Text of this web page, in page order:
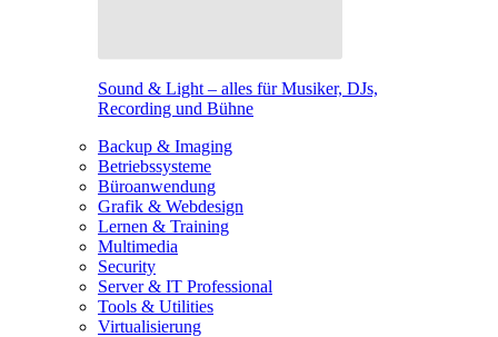
Sound & Light – alles für Musiker, DJs,
Recording und Bühne
Backup & Imaging
Betriebssysteme
Büroanwendung
Grafik & Webdesign
Lernen & Training
Multimedia
Security
Server & IT Professional
Tools & Utilities
Virtualisierung